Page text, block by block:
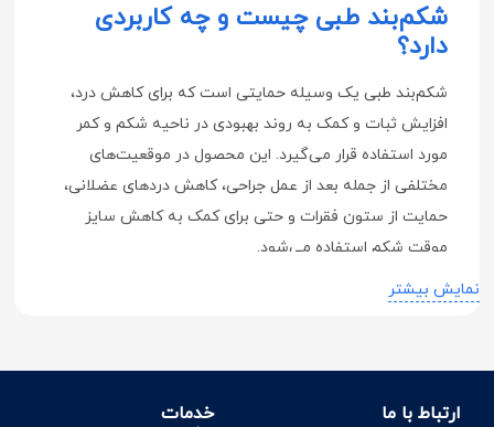
شکم‌بند طبی چیست و چه کاربردی
دارد؟
شکم‌بند طبی یک وسیله حمایتی است که برای کاهش درد،
افزایش ثبات و کمک به روند بهبودی در ناحیه شکم و کمر
مورد استفاده قرار می‌گیرد. این محصول در موقعیت‌های
مختلفی از جمله بعد از عمل جراحی، کاهش دردهای عضلانی،
حمایت از ستون فقرات و حتی برای کمک به کاهش سایز
موقت شکم استفاده می‌شود.
مزایای استفاده از شکم‌بند طبی
کمک به بهبود سریع‌تر پس از جراحی‌های شکمی
نمایش بیشتر
ارتباط با ما
خدمات